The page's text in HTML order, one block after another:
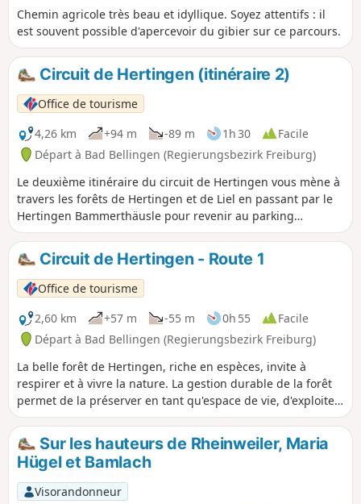
Chemin agricole très beau et idyllique. Soyez attentifs : il
est souvent possible d'apercevoir du gibier sur ce parcours.
Circuit de Hertingen (itinéraire 2)
Office de tourisme
4,26 km
+94 m -89 m 1h 30
Facile
Départ à Bad Bellingen (Regierungsbezirk Freiburg)
Le deuxième itinéraire du circuit de Hertingen vous mène à
travers les forêts de Hertingen et de Liel en passant par le
Hertingen Bammerthäusle pour revenir au parking
forestier. Les belles forêts riches en espèces invitent à
respirer et à vivre la nature. La gestion durable permet de
la préserver en tant qu'espace de vie, d'utiliser la matière
première renouvelable qu'est le bois, tout en étant là pour
le repos des hommes.
Circuit de Hertingen - Route 1
Office de tourisme
2,60 km
+57 m -55 m 0h 55
Facile
Départ à Bad Bellingen (Regierungsbezirk Freiburg)
La belle forêt de Hertingen, riche en espèces, invite à
respirer et à vivre la nature. La gestion durable de la forêt
permet de la préserver en tant qu'espace de vie, d'exploiter
la matière première renouvelable qu'est le bois, tout en
étant là pour le repos des hommes.
Sur les hauteurs de Rheinweiler, Maria
Hügel et Bamlach
Visorandonneur